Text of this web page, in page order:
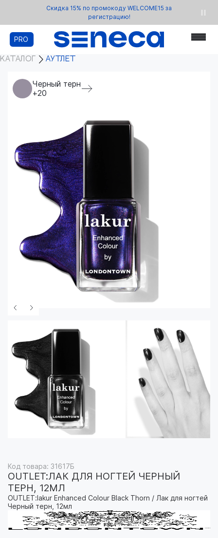
Скидка 15% по промокоду WELCOME15 за
регистрацию!
PRO
КАТАЛОГ АУТЛЕТ
Код товара: 31617Б
OUTLET:ЛАК ДЛЯ НОГТЕЙ ЧЕРНЫЙ
ТЕРН, 12МЛ
OUTLET:lakur Enhanced Colour Black Thorn / Лак для ногтей
Черный терн, 12мл
Черный терн
+20